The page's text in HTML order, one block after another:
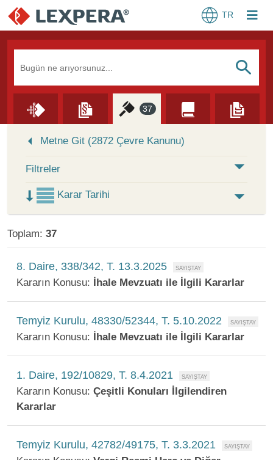
TR
S
37
Metne Git (2872 Çevre Kanunu)
Filtreler
Karar Tarihi
Toplam: 37
8. Daire, 338/342, T. 13.3.2025
Kararın Konusu: İhale Mevzuatı ile İlgili Kararlar
Temyiz Kurulu, 48330/52344, T. 5.10.2022
Kararın Konusu: İhale Mevzuatı ile İlgili Kararlar
1. Daire, 192/10829, T. 8.4.2021
Kararın Konusu: Çeşitli Konuları İlgilendiren
Kararlar
Temyiz Kurulu, 42782/49175, T. 3.3.2021